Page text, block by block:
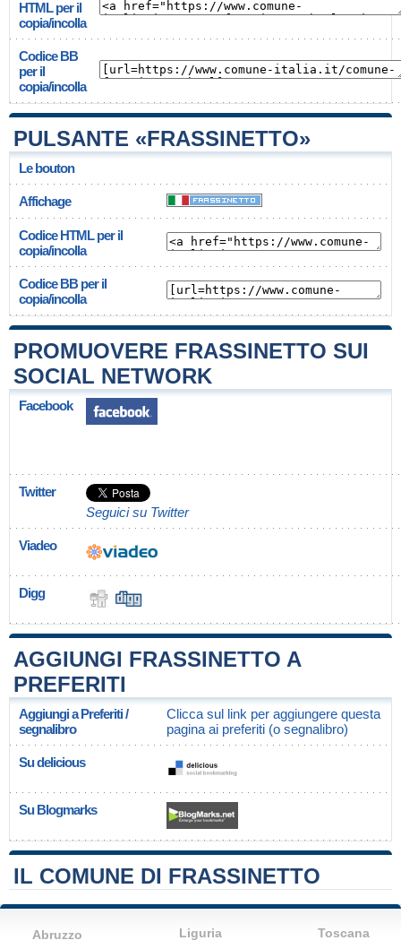
HTML per il
copia/incolla
Codice BB
per il
copia/incolla
PULSANTE «FRASSINETTO»
Le bouton
Affichage
Codice HTML per il
copia/incolla
Codice BB per il
copia/incolla
PROMUOVERE FRASSINETTO SUI
SOCIAL NETWORK
Facebook
Twitter
Seguici su Twitter
Viadeo
Digg
AGGIUNGI FRASSINETTO A
PREFERITI
Aggiungi a Preferiti /
segnalibro
Clicca sul link per aggiungere questa
pagina ai preferiti (o segnalibro)
Su delicious
Su Blogmarks
IL COMUNE DI FRASSINETTO
Abruzzo
Liguria
Toscana